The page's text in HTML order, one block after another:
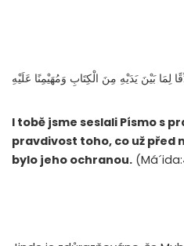
لِمَا بَيْنَ يَدَيْهِ مِنَ الْكِتَابِ وَمُهَيْمِنًا عَلَيْهِ
I tobě jsme seslali Písmo s
pravdivost toho, co už před
bylo jeho ochranou.